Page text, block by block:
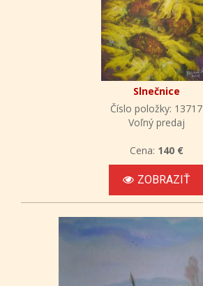
Slnečnice
Číslo položky: 13717
Voľný predaj
Cena: 140 €
ZOBRAZIŤ